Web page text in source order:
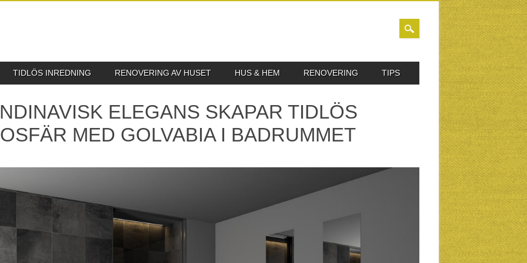
TIDLÖS INREDNING RENOVERING AV HUSET HUS & HEM RENOVERING TIPS
ELEGANS SKAPAR TIDLÖS
MED GOLVABIA I BADRUMMET